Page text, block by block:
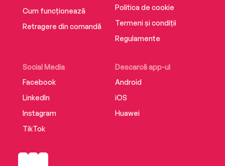
Cum funcționează
Retragere din comandă
Social Media
Facebook
LinkedIn
Instagram
TikTok
Descarcă app-ul
Android
iOS
Huawei
Politica de cookie
Termeni și condiții
Regulamente